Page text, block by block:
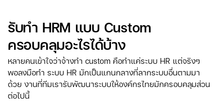
รับทำ HRM แบบ Custom
ครอบคลุมอะไรได้บ้าง
หลายคนเข้าใจว่าจ้างทำ custom คือทำแค่ระบบ HR แต่จริงๆ
พอลงมือทำ ระบบ HR มักเป็นแกนกลางที่ลากระบบอื่นตามมา
ด้วย งานที่ทีมเรารับพัฒนาระบบให้องค์กรไทยมักครอบคลุมส่วน
ต่อไปนี้